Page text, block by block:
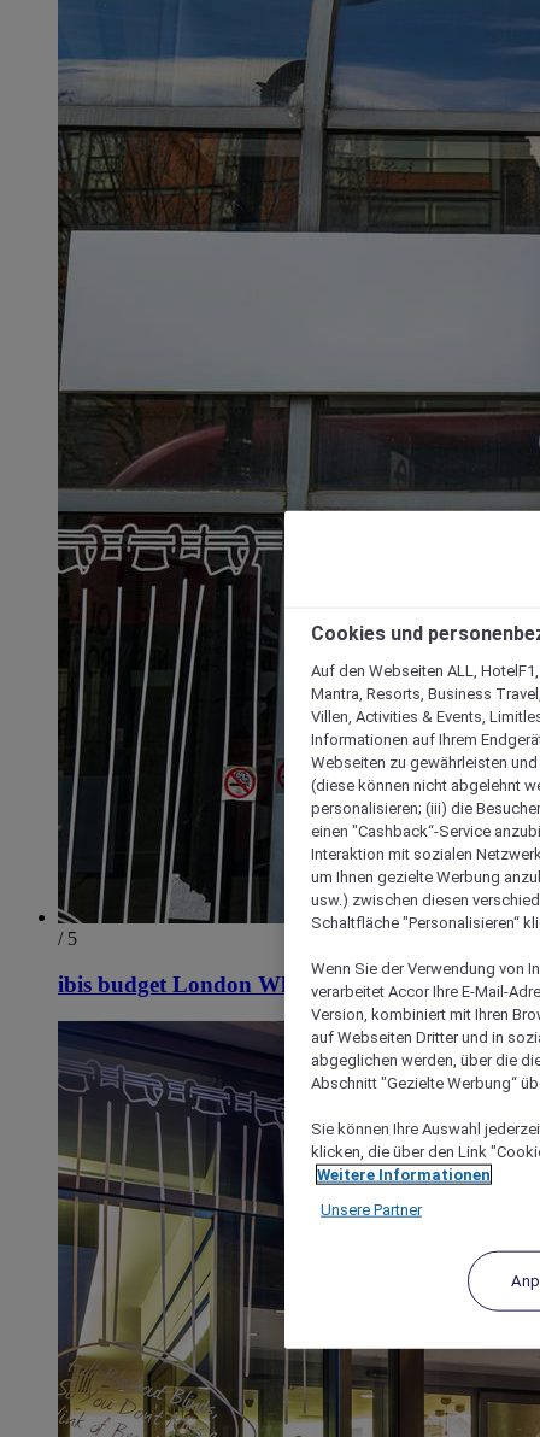
/ 5
ibis budget London Whitechapel - Brick Lane
Cookies und
Auf den Webseiten ALL,
Mantra, Resorts, Business
Villen, Activities & Events,
Informationen auf Ihrem
Webseiten zu gewährleisten
(diese können nicht abgelehnt
personalisieren; (iii) die
einen "Cashback“-Service
Interaktion mit sozialen
um Ihnen gezielte Werbung
usw.) zwischen diesen
Schaltfläche "Personalisieren“
Wenn Sie der Verwendung von
verarbeitet Accor Ihre E-Mail-
Version, kombiniert mit Ihren
auf Webseiten Dritter und in
abgeglichen werden, über die
Abschnitt "Gezielte Werbung“
Sie können Ihre Auswahl
klicken, die über den Link
Weitere Informationen
Unsere Partner